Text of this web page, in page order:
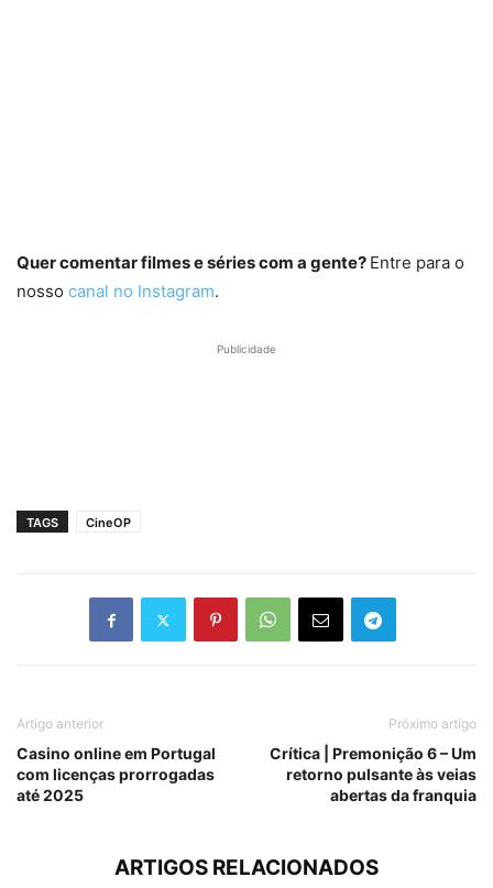
Quer comentar filmes e séries com a gente? Entre para o
nosso canal no Instagram.
Publicidade
TAGS CineOP
Artigo anterior
Casino online em Portugal
com licenças prorrogadas
até 2025
Próximo artigo
Crítica | Premonição 6 – Um
retorno pulsante às veias
abertas da franquia
ARTIGOS RELACIONADOS